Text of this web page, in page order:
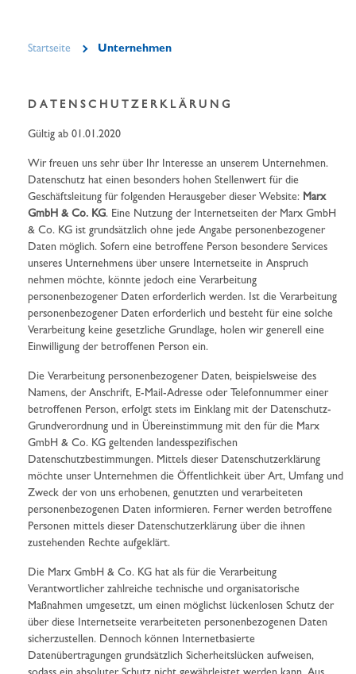
Startseite Unternehmen
D A T E N S C H U T Z E R K L Ä R U N G
Gültig ab 01.01.2020
Wir freuen uns sehr über Ihr Interesse an unserem Unternehmen.
Datenschutz hat einen besonders hohen Stellenwert für die
Geschäftsleitung für folgenden Herausgeber dieser Website: Marx
GmbH & Co. KG. Eine Nutzung der Internetseiten der Marx GmbH
& Co. KG ist grundsätzlich ohne jede Angabe personenbezogener
Daten möglich. Sofern eine betroffene Person besondere Services
unseres Unternehmens über unsere Internetseite in Anspruch
nehmen möchte, könnte jedoch eine Verarbeitung
personenbezogener Daten erforderlich werden. Ist die Verarbeitung
personenbezogener Daten erforderlich und besteht für eine solche
Verarbeitung keine gesetzliche Grundlage, holen wir generell eine
Einwilligung der betroffenen Person ein.
Die Verarbeitung personenbezogener Daten, beispielsweise des
Namens, der Anschrift, E-Mail-Adresse oder Telefonnummer einer
betroffenen Person, erfolgt stets im Einklang mit der Datenschutz-
Grundverordnung und in Übereinstimmung mit den für die Marx
GmbH & Co. KG geltenden landesspezifischen
Datenschutzbestimmungen. Mittels dieser Datenschutzerklärung
möchte unser Unternehmen die Öffentlichkeit über Art, Umfang und
Zweck der von uns erhobenen, genutzten und verarbeiteten
personenbezogenen Daten informieren. Ferner werden betroffene
Personen mittels dieser Datenschutzerklärung über die ihnen
zustehenden Rechte aufgeklärt.
Die Marx GmbH & Co. KG hat als für die Verarbeitung
Verantwortlicher zahlreiche technische und organisatorische
Maßnahmen umgesetzt, um einen möglichst lückenlosen Schutz der
über diese Internetseite verarbeiteten personenbezogenen Daten
sicherzustellen. Dennoch können Internetbasierte
Datenübertragungen grundsätzlich Sicherheitslücken aufweisen,